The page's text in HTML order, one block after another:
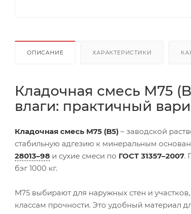
ОПИСАНИЕ ХАРАКТЕРИСТИКИ
Кладочная смесь М75
влаги: практичный
Кладочная смесь М75 (B5) – заводской
стабильную адгезию к минеральным
28013–98 и сухие смеси по ГОСТ 31357–2007.
бэг 1000 кг.
М75 выбирают для наружных стен и
классам прочности. Это удобный материал